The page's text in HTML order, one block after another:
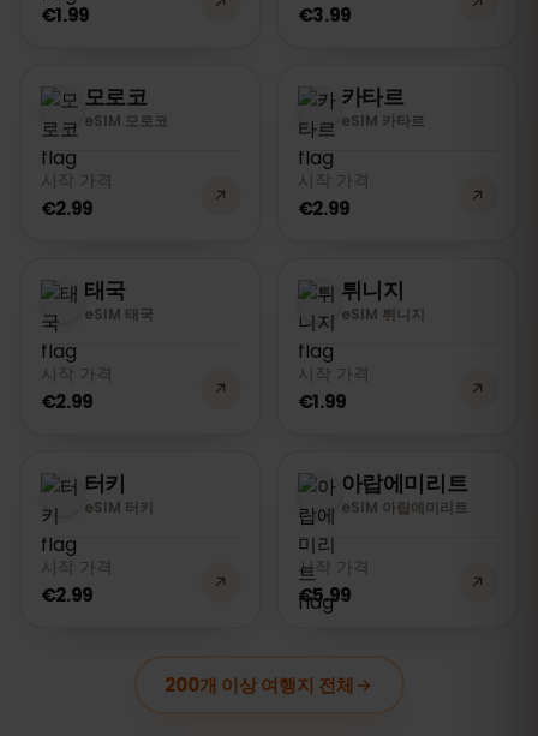
€1.99 €3.99
모로코
eSIM 모로코
시작 가격
€2.99
카타르
eSIM 카타르
시작 가격
€2.99
태국
eSIM 태국
시작 가격
€2.99
튀니지
eSIM 튀니지
시작 가격
€1.99
터키
eSIM 터키
시작 가격
€2.99
아랍에미리트
eSIM 아랍에미리트
시작 가격
€5.99
200개 이상 여행지 전체